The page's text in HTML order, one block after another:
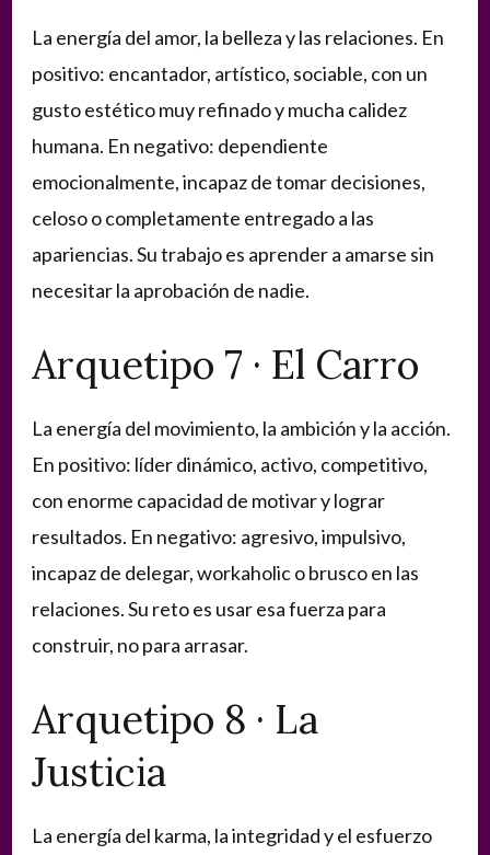
La energía del amor, la belleza y las relaciones. En
positivo: encantador, artístico, sociable, con un
gusto estético muy refinado y mucha calidez
humana. En negativo: dependiente
emocionalmente, incapaz de tomar decisiones,
celoso o completamente entregado a las
apariencias. Su trabajo es aprender a amarse sin
necesitar la aprobación de nadie.
Arquetipo 7 · El Carro
La energía del movimiento, la ambición y la acción.
En positivo: líder dinámico, activo, competitivo,
con enorme capacidad de motivar y lograr
resultados. En negativo: agresivo, impulsivo,
incapaz de delegar, workaholic o brusco en las
relaciones. Su reto es usar esa fuerza para
construir, no para arrasar.
Arquetipo 8 · La
Justicia
La energía del karma, la integridad y el esfuerzo